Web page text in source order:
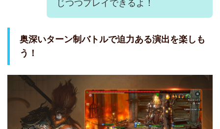
じつつプレイできるよ！
奥深いターン制バトルで迫力ある演出を楽しも
う！